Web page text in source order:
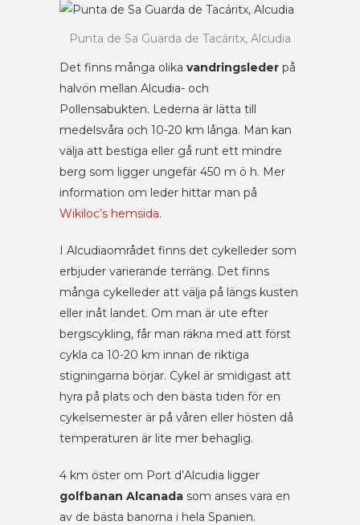
Punta de Sa Guarda de Tacáritx, Alcudia
Det finns många olika vandringsleder på
halvön mellan Alcudia- och
Pollensabukten. Lederna är lätta till
medelsvåra och 10-20 km långa. Man kan
välja att bestiga eller gå runt ett mindre
berg som ligger ungefär 450 m ö h. Mer
information om leder hittar man på
Wikiloc’s hemsida.
I Alcudiaområdet finns det cykelleder som
erbjuder varierande terräng. Det finns
många cykelleder att välja på längs kusten
eller inåt landet. Om man är ute efter
bergscykling, får man räkna med att först
cykla ca 10-20 km innan de riktiga
stigningarna börjar. Cykel är smidigast att
hyra på plats och den bästa tiden för en
cykelsemester är på våren eller hösten då
temperaturen är lite mer behaglig.
4 km öster om Port d’Alcudia ligger
golfbanan Alcanada som anses vara en
av de bästa banorna i hela Spanien.